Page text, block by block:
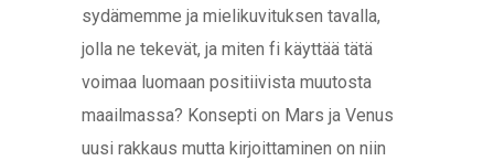
sydämemme ja mielikuvituksen tavalla,
jolla ne tekevät, ja miten fi käyttää tätä
voimaa luomaan positiivista muutosta
maailmassa? Konsepti on Mars ja Venus
uusi rakkaus mutta kirjoittaminen on niin